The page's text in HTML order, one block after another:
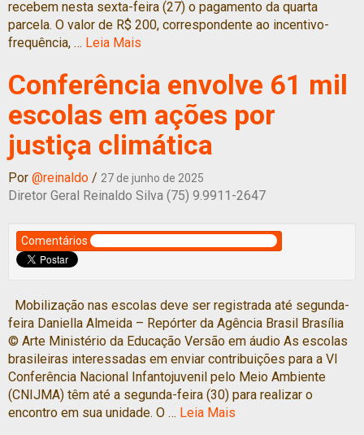
recebem nesta sexta-feira (27) o pagamento da quarta
parcela. O valor de R$ 200, correspondente ao incentivo-
frequência, … Leia Mais
Conferência envolve 61 mil
escolas em ações por
justiça climática
Por @reinaldo / 27 de junho de 2025
Diretor Geral Reinaldo Silva (75) 9.9911-2647
Comentários
Mobilização nas escolas deve ser registrada até segunda-
feira Daniella Almeida – Repórter da Agência Brasil Brasília
© Arte Ministério da Educação Versão em áudio As escolas
brasileiras interessadas em enviar contribuições para a VI
Conferência Nacional Infantojuvenil pelo Meio Ambiente
(CNIJMA) têm até a segunda-feira (30) para realizar o
encontro em sua unidade. O … Leia Mais